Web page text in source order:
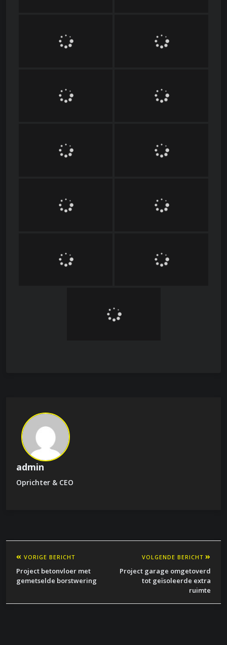
admin
Oprichter & CEO
VORIGE BERICHT
Project betonvloer met
gemetselde borstwering
VOLGENDE BERICHT
Project garage omgetoverd
tot geïsoleerde extra
ruimte